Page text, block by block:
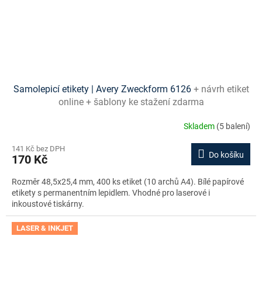
Samolepicí etikety | Avery Zweckform 6126 + návrh etiket
online + šablony ke stažení zdarma
Skladem (5 balení)
141 Kč bez DPH
170 Kč Do košíku
Rozměr 48,5x25,4 mm, 400 ks etiket (10 archů A4). Bílé papírové
etikety s permanentním lepidlem. Vhodné pro laserové i
inkoustové tiskárny.
LASER & INKJET